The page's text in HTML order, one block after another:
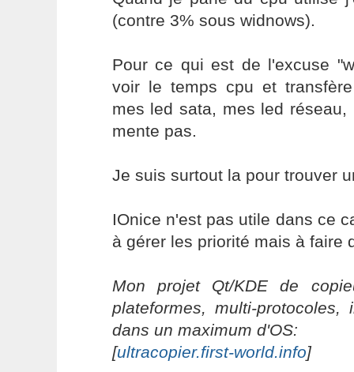
(contre 3% sous widnows).
Pour ce qui est de l'excuse
voir le temps cpu et
mes led sata, mes led réseau,
mente pas.
Je suis surtout la pour trouver
IOnice n'est pas utile dans ce
à gérer les priorité mais à faire
Mon projet Qt/KDE de
plateformes, multi-protocoles,
dans un maximum d'OS:
[ultracopier.first-world.info]